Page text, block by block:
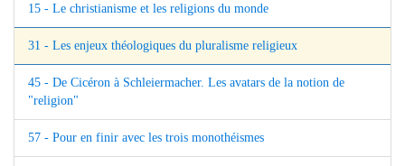
15 - Le christianisme et les religions du monde
31 - Les enjeux théologiques du pluralisme religieux
45 - De Cicéron à Schleiermacher. Les avatars de la notion de
"religion"
57 - Pour en finir avec les trois monothéismes